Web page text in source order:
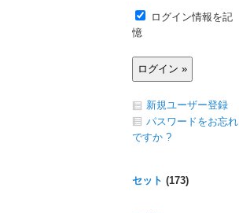
ログイン情報を記
憶
新規ユーザー登録
パスワードをお忘れ
ですか ?
セット (173)